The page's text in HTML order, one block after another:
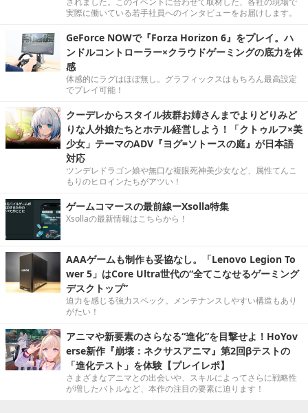
実際に働いている若手社員へのインタビューをお届けします。
GeForce NOWで『Forza Horizon 6』をプレイ。ハ
ンドルコントローラー×クラウドゲーミングの底力を体
感
体感的にラグはほぼ無し。グラフィックスはもちろん最高設定
でプレイ可能！
クーデレからスタイル抜群お姉さんまでよりどりみど
りな人外娘たちとホテル経営しよう！「クトゥルフ×美
少女」テーマのADV『ヨグ=ソトースの庭』が日本語
対応
ツンデレドラゴン娘や無口な複眼死神美少女など、属性てんこ
もりのヒロインたちがアツい！
ゲームコマースの最前線ーXsolla特集
Xsollaの最新情報はこちらから！
AAAゲームも制作も妥協なし。「Lenovo Legion To
wer 5」はCore Ultra世代の“全てこなせるゲーミング
デスクトップ”
迫力を感じる強力スペック。メンテナンスしやすい構造もあり
がたい！
アニマや新要素のさらなる“進化”を目撃せよ！HoYov
erse新作『崩壊：ネクサスアニマ』第2回βテストの
「進化テスト」を体験【プレイレポ】
さまざまなアニマとの出会いや、スキルによってさらに戦略性
が増したバトルなど、本作の注目の要素に迫ります！